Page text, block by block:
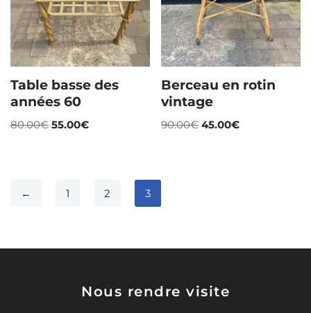
Table basse des
années 60
80.00€ 55.00€
Berceau en rotin
vintage
90.00€ 45.00€
← 1 2 3
Nous rendre visite